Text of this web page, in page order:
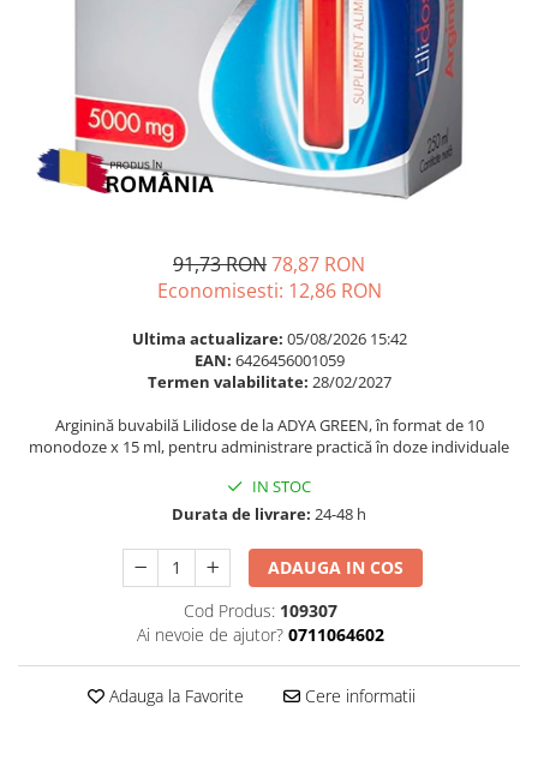
Probiotice si prebiotice
Prostata
Sanatate urinara
Slabire si control greutate
Somn stres si anxietate
Supliment Calciu
Supliment Complexe
Supliment Magneziu
Supliment Vitamina C
Supliment Vitamina D3
Supliment Zinc
Tincturi si Gemoderivate
Tuse gat si respiratie
Balsam masca si tratament
Produse cu SPF Pentru Fata
Repelenti insecte
91,73 RON78,87 RON
Economisesti: 12,86 RON
Ultima actualizare: 05/08/2026 15:42
EAN: 6426456001059
Termen valabilitate: 28/02/2027
Arginină buvabilă Lilidose de la ADYA GREEN, în format de 10
monodoze x 15 ml, pentru administrare practică în doze individuale
IN STOC
Durata de livrare: 24-48 h
ADAUGA IN COS
Cod Produs: 109307
Ai nevoie de ajutor? 0711064602
Adauga la Favorite Cere informatii